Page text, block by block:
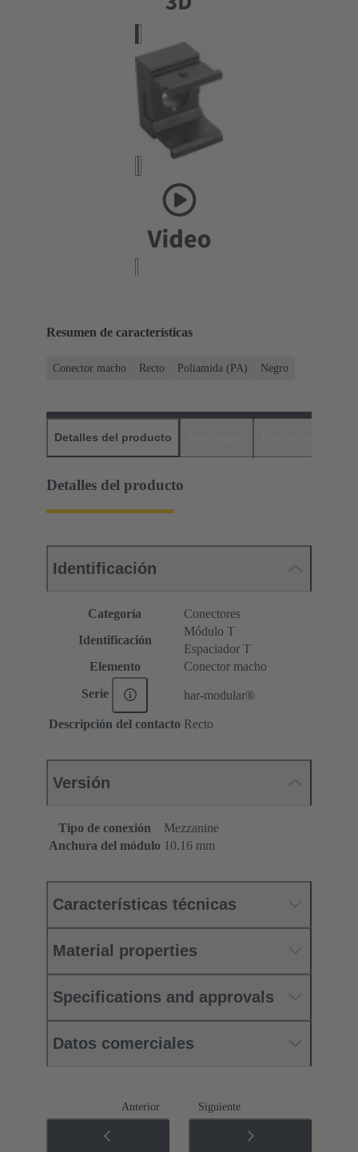
Resumen de características
Conector macho Recto Poliamida (PA) Negro
Detalles del producto
Detalles del producto
Identificación
Categoría
Conectores
Identificación
Módulo T
Espaciador T
Elemento
Conector macho
Serie har-modular®
Descripción del contacto Recto
Versión
Tipo de conexión
Mezzanine
Anchura del módulo 10.16 mm
Características técnicas
Material properties
Specifications and approvals
Datos comerciales
Anterior Siguiente